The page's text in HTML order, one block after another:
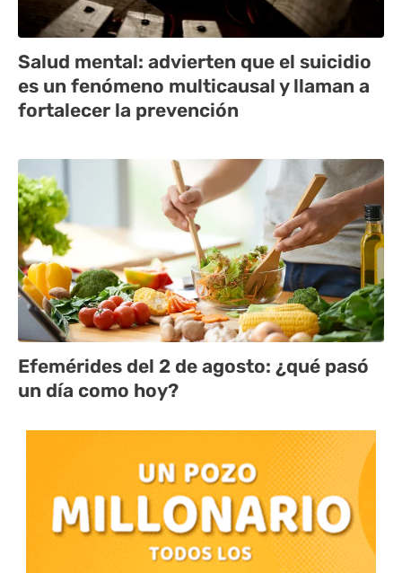
Salud mental: advierten que el suicidio
es un fenómeno multicausal y llaman a
fortalecer la prevención
Efemérides del 2 de agosto: ¿qué pasó
un día como hoy?